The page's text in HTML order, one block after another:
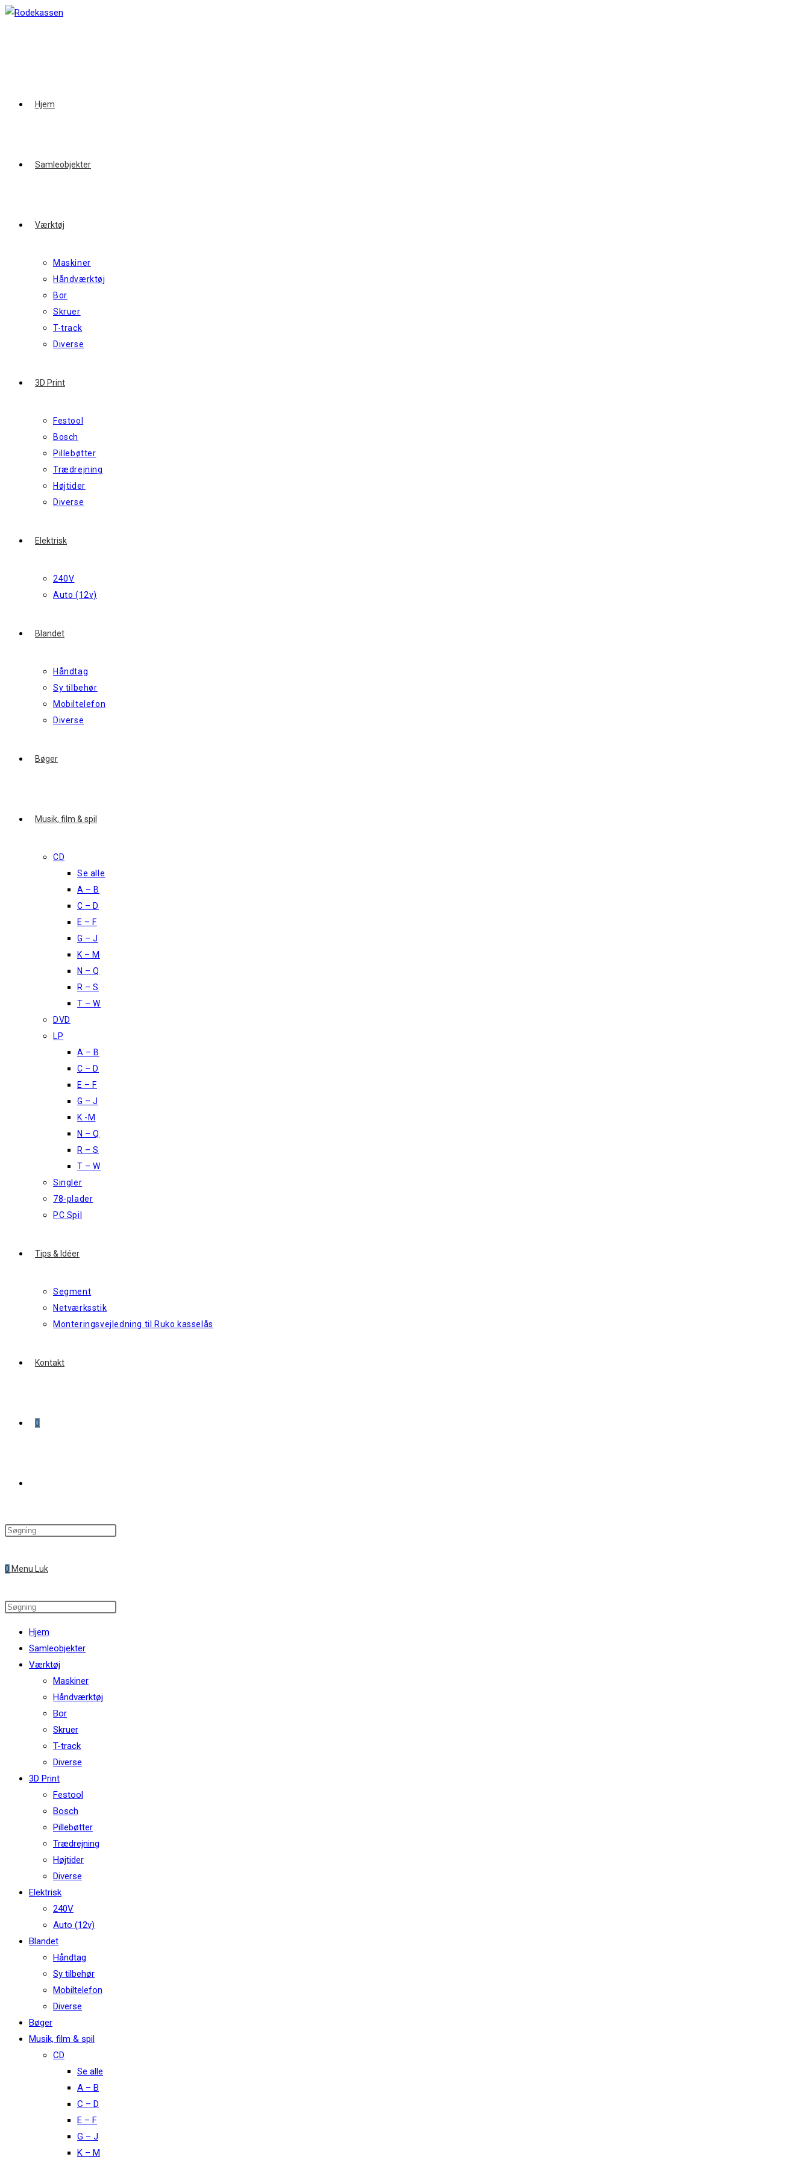
Skip
Hjem
Samleobjekter
Værktøj
Maskiner
Håndværktøj
Bor
Skruer
T-track
Diverse
3D Print
Festool
Bosch
Pillebøtter
Trædrejning
Højtider
Diverse
Elektrisk
240V
Auto (12v)
Blandet
Håndtag
Sy tilbehør
Mobiltelefon
Diverse
Bøger
Musik, film & spil
CD
Se alle
A – B
C – D
E – F
G – J
K – M
N – Q
R – S
T – W
DVD
LP
A – B
C – D
E – F
G – J
K -M
N – Q
R – S
T – W
Singler
78-plader
PC Spil
Tips & Idéer
Segment
Netværksstik
Monteringsvejledning til Ruko kasselås
Kontakt
0
search
0 Menu Luk
Search
website
Hjem
Samleobjekter
Værktøj
Maskiner
Håndværktøj
Bor
Skruer
T-track
Diverse
3D Print
Festool
Bosch
Pillebøtter
Trædrejning
Højtider
Diverse
Elektrisk
240V
Auto (12v)
Blandet
Håndtag
Sy tilbehør
Mobiltelefon
Diverse
Bøger
Musik, film & spil
CD
Se alle
A – B
C – D
E – F
G – J
K – M